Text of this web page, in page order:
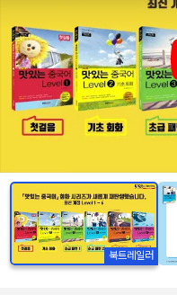
북트레일러